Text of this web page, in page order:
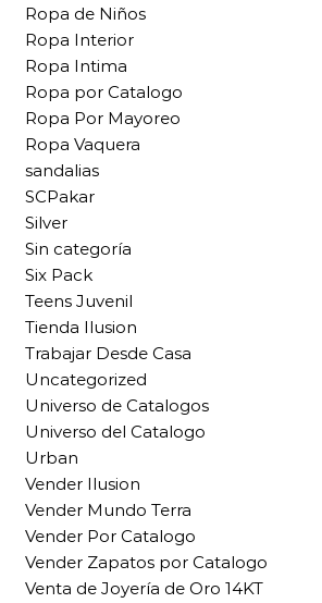
Ropa de Niños
Ropa Interior
Ropa Intima
Ropa por Catalogo
Ropa Por Mayoreo
Ropa Vaquera
sandalias
SCPakar
Silver
Sin categoría
Six Pack
Teens Juvenil
Tienda Ilusion
Trabajar Desde Casa
Uncategorized
Universo de Catalogos
Universo del Catalogo
Urban
Vender Ilusion
Vender Mundo Terra
Vender Por Catalogo
Vender Zapatos por Catalogo
Venta de Joyería de Oro 14KT